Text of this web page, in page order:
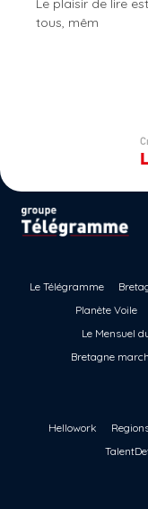
Le plaisir de lire
tous, mêm
Le Télégramme
Planète Voile
Le Mensuel
Bretagne
Hellowork